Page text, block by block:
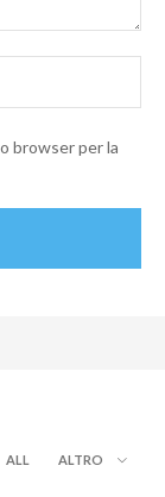
browser per la
ALL ALTRO